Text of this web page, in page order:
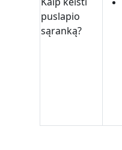
puslapio
sąranką?